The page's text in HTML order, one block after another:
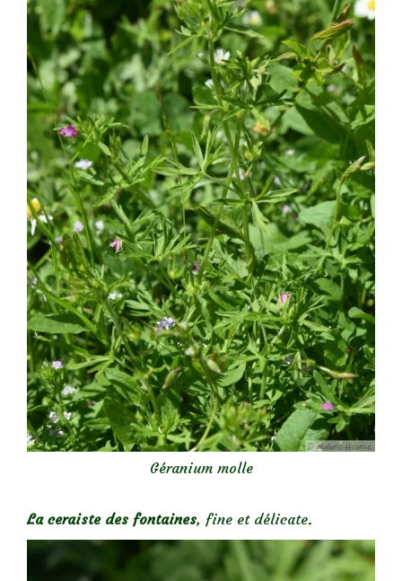
Géranium molle
La ceraiste des fontaines, fine et délicate.